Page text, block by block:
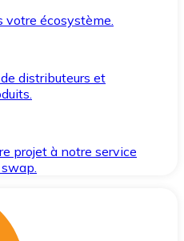
votre écosystème.
distributeurs et
projet à notre service